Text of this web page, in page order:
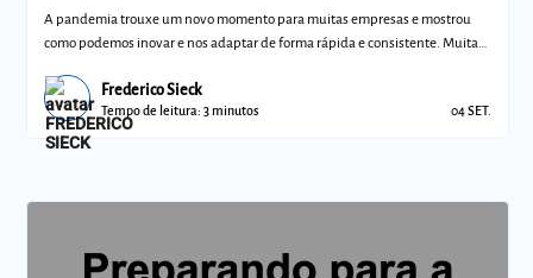
A pandemia trouxe um novo momento para muitas empresas e mostrou
como podemos inovar e nos adaptar de forma rápida e consistente. Muitas
Frederico Sieck
Tempo de leitura: 3 minutos 04 SET.